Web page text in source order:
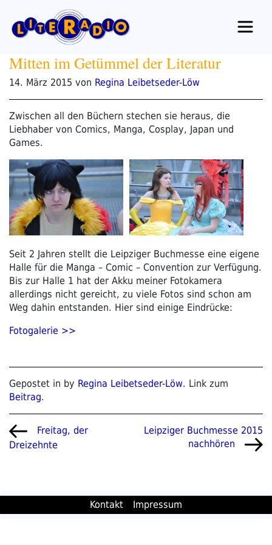
Inhalt
springen
Mitten im Getümmel der Literatur
14. März 2015 Veröffentlicht
von Regina Leibetseder-Löw
Zwischen all den Büchern stechen sie heraus, die
Liebhaber von Comics, Manga, Cosplay, Japan und
Games.
Seit 2 Jahren stellt die Leipziger Buchmesse eine eigene
Halle für die Manga – Comic – Convention zur Verfügung.
Bis zur Halle 1 hat der Akku meiner Fotokamera
allerdings nicht gereicht, zu viele Fotos sind schon am
Weg dahin entstanden. Hier sind einige Eindrücke:
Fotogalerie >>
Gepostet in by Regina Leibetseder-Löw. Link zum
Beitrag.
Beitragsnavigation
Vorheriger
Beitrag
Freitag, der
Dreizehnte
Nächster
Leipziger Buchmesse 2015
nachhören
Kontakt Impressum